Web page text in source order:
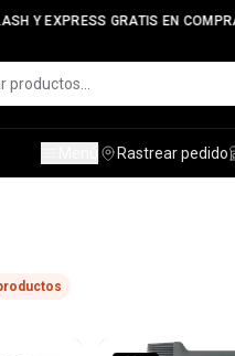
Y EXPRESS GRATIS EN
Rastrear pedido